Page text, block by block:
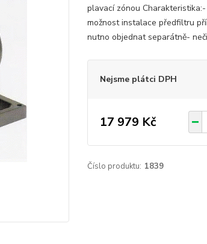
plavací zónou
možnost instalace předfiltru
nutno objednat separátně-
Nejsme plátci DPH
17 979 Kč
Číslo produktu: 1839